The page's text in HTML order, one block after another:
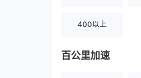
400以上
百公里加速